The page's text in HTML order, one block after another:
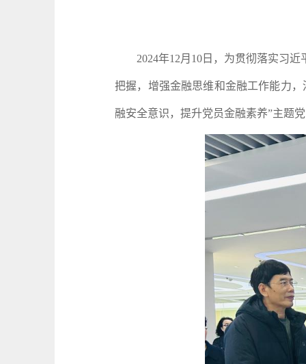
2024年12月10日，为贯彻落实习近
把握，增强金融思维和金融工作能力
融安全意识，提升党员金融素养”主题